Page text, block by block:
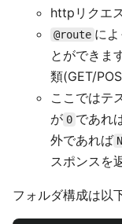
httpリクエ
@route に
とができま
類(GET/
ここではテ
が 0 であれ
外であれば
スポンスを
フォルダ構成は以